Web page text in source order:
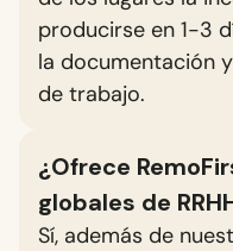
producirse en 1-3
la documentación
de trabajo.
¿Ofrece
globales de
Sí, además de